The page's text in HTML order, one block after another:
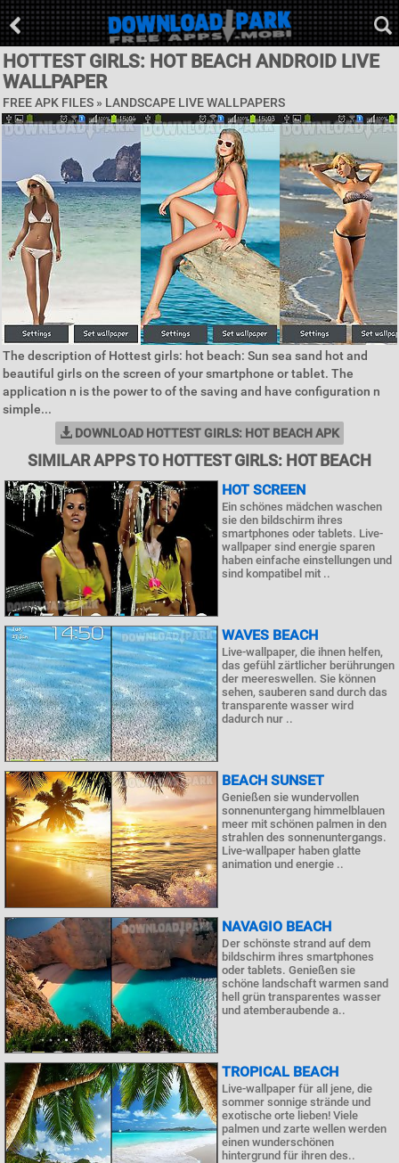
HOTTEST GIRLS: HOT BEACH ANDROID LIVE
WALLPAPER
FREE APK FILES » LANDSCAPE LIVE WALLPAPERS
The description of Hottest girls: hot beach: Sun sea sand hot and
beautiful girls on the screen of your smartphone or tablet. The
application n is the power to of the saving and have configuration n
simple...
DOWNLOAD HOTTEST GIRLS: HOT BEACH APK
SIMILAR APPS TO HOTTEST GIRLS: HOT BEACH
HOT SCREEN
Ein schönes mädchen waschen
sie den bildschirm ihres
smartphones oder tablets. Live-
wallpaper sind energie sparen
haben einfache einstellungen und
sind kompatibel mit ..
WAVES BEACH
Live-wallpaper, die ihnen helfen,
das gefühl zärtlicher berührungen
der meereswellen. Sie können
sehen, sauberen sand durch das
transparente wasser wird
dadurch nur ..
BEACH SUNSET
Genießen sie wundervollen
sonnenuntergang himmelblauen
meer mit schönen palmen in den
strahlen des sonnenuntergangs.
Live-wallpaper haben glatte
animation und energie ..
NAVAGIO BEACH
Der schönste strand auf dem
bildschirm ihres smartphones
oder tablets. Genießen sie
schöne landschaft warmen sand
hell grün transparentes wasser
und atemberaubende a..
TROPICAL BEACH
Live-wallpaper für all jene, die
sommer sonnige strände und
exotische orte lieben! Viele
palmen und zarte wellen werden
einen wunderschönen
hintergrund für ihren des..